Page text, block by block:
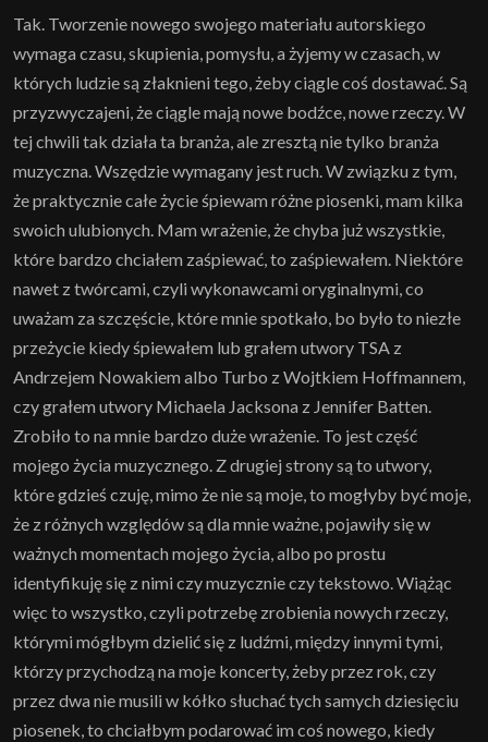
Tak. Tworzenie nowego swojego materiału autorskiego
wymaga czasu, skupienia, pomysłu, a żyjemy w czasach, w
których ludzie są złaknieni tego, żeby ciągle coś dostawać. Są
przyzwyczajeni, że ciągle mają nowe bodźce, nowe rzeczy. W
tej chwili tak działa ta branża, ale zresztą nie tylko branża
muzyczna. Wszędzie wymagany jest ruch. W związku z tym,
że praktycznie całe życie śpiewam różne piosenki, mam kilka
swoich ulubionych. Mam wrażenie, że chyba już wszystkie,
które bardzo chciałem zaśpiewać, to zaśpiewałem. Niektóre
nawet z twórcami, czyli wykonawcami oryginalnymi, co
uważam za szczęście, które mnie spotkało, bo było to niezłe
przeżycie kiedy śpiewałem lub grałem utwory TSA z
Andrzejem Nowakiem albo Turbo z Wojtkiem Hoffmannem,
czy grałem utwory Michaela Jacksona z Jennifer Batten.
Zrobiło to na mnie bardzo duże wrażenie. To jest część
mojego życia muzycznego. Z drugiej strony są to utwory,
które gdzieś czuję, mimo że nie są moje, to mogłyby być moje,
że z różnych względów są dla mnie ważne, pojawiły się w
ważnych momentach mojego życia, albo po prostu
identyfikuję się z nimi czy muzycznie czy tekstowo. Wiążąc
więc to wszystko, czyli potrzebę zrobienia nowych rzeczy,
którymi mógłbym dzielić się z ludźmi, między innymi tymi,
którzy przychodzą na moje koncerty, żeby przez rok, czy
przez dwa nie musili w kółko słuchać tych samych dziesięciu
piosenek, to chciałbym podarować im coś nowego, kiedy